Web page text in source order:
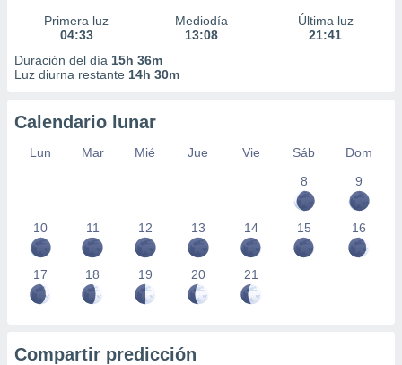
Primera luz
04:33
Mediodía
13:08
Última luz
21:41
Duración del día 15h 36m
Luz diurna restante 14h 30m
Calendario lunar
Lun Mar Mié Jue Vie Sáb
Dom
8
9
10 11 12 13 14 15 16
17 18 19 20 21
Compartir predicción